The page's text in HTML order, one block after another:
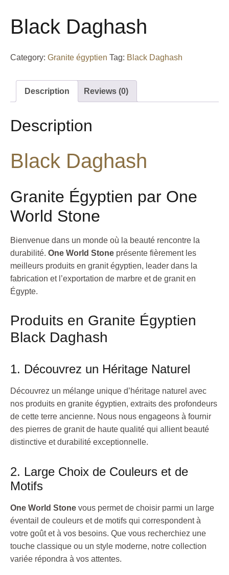
Black Daghash
Category: Granite égyptien Tag: Black Daghash
Description Reviews (0)
Description
Black Daghash
Granite Égyptien par One
World Stone
Bienvenue dans un monde où la beauté rencontre la
durabilité. One World Stone présente fièrement les
meilleurs produits en granit égyptien, leader dans la
fabrication et l’exportation de marbre et de granit en
Égypte.
Produits en Granite Égyptien
Black Daghash
1. Découvrez un Héritage Naturel
Découvrez un mélange unique d’héritage naturel avec
nos produits en granite égyptien, extraits des profondeurs
de cette terre ancienne. Nous nous engageons à fournir
des pierres de granit de haute qualité qui allient beauté
distinctive et durabilité exceptionnelle.
2. Large Choix de Couleurs et de
Motifs
One World Stone vous permet de choisir parmi un large
éventail de couleurs et de motifs qui correspondent à
votre goût et à vos besoins. Que vous recherchiez une
touche classique ou un style moderne, notre collection
variée répondra à vos attentes.